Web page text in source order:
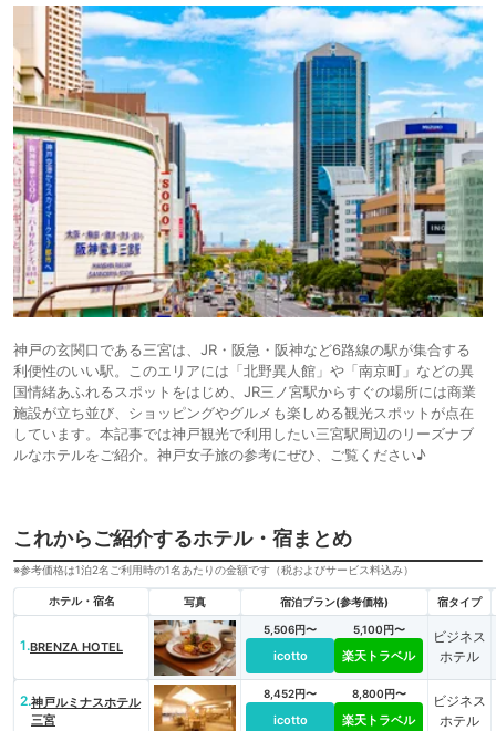
神戸の玄関口である三宮は、JR・阪急・阪神など6路線の駅が集合する
利便性のいい駅。このエリアには「北野異人館」や「南京町」などの異
国情緒あふれるスポットをはじめ、JR三ノ宮駅からすぐの場所には商業
施設が立ち並び、ショッピングやグルメも楽しめる観光スポットが点在
しています。本記事では神戸観光で利用したい三宮駅周辺のリーズナブ
ルなホテルをご紹介。神戸女子旅の参考にぜひ、ご覧ください♪
これからご紹介するホテル・宿まとめ
※参考価格は1泊2名ご利用時の1名あたりの金額です（税およびサービス料込み）
ホテル・宿名 写真 宿泊プラン(参考価格) 宿タイプ
1.BRENZA HOTEL
5,506円〜
icotto
5,100円〜
楽天トラベル
ビジネス
ホテル
2.神戸ルミナスホテル
三宮
8,452円〜
icotto
8,800円〜
楽天トラベル
ビジネス
ホテル